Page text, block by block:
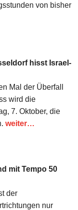
von bisher
hisst Israel-
Mal der Überfall
wird die
7. Oktober, die
weiter…
mit Tempo 50
der
nur